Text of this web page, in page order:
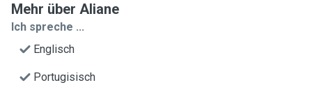
Mehr über Aliane
Ich spreche ...
Englisch
Portugisisch